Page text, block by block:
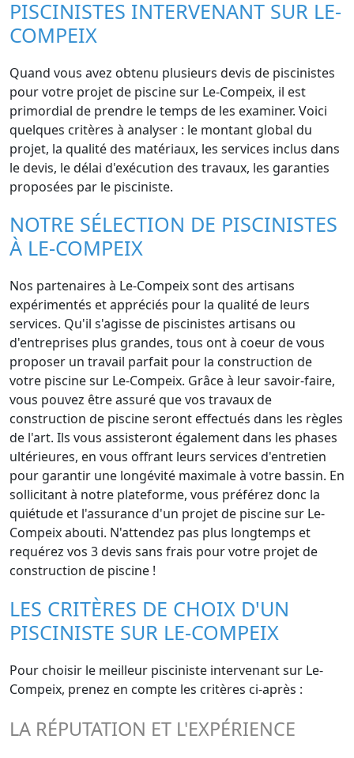
PISCINISTES INTERVENANT SUR LE-
COMPEIX
Quand vous avez obtenu plusieurs devis de piscinistes
pour votre projet de piscine sur Le-Compeix, il est
primordial de prendre le temps de les examiner. Voici
quelques critères à analyser : le montant global du
projet, la qualité des matériaux, les services inclus dans
le devis, le délai d'exécution des travaux, les garanties
proposées par le pisciniste.
NOTRE SÉLECTION DE PISCINISTES
À LE-COMPEIX
Nos partenaires à Le-Compeix sont des artisans
expérimentés et appréciés pour la qualité de leurs
services. Qu'il s'agisse de piscinistes artisans ou
d'entreprises plus grandes, tous ont à coeur de vous
proposer un travail parfait pour la construction de
votre piscine sur Le-Compeix. Grâce à leur savoir-faire,
vous pouvez être assuré que vos travaux de
construction de piscine seront effectués dans les règles
de l'art. Ils vous assisteront également dans les phases
ultérieures, en vous offrant leurs services d'entretien
pour garantir une longévité maximale à votre bassin. En
sollicitant à notre plateforme, vous préférez donc la
quiétude et l'assurance d'un projet de piscine sur Le-
Compeix abouti. N'attendez pas plus longtemps et
requérez vos 3 devis sans frais pour votre projet de
construction de piscine !
LES CRITÈRES DE CHOIX D'UN
PISCINISTE SUR LE-COMPEIX
Pour choisir le meilleur pisciniste intervenant sur Le-
Compeix, prenez en compte les critères ci-après :
LA RÉPUTATION ET L'EXPÉRIENCE